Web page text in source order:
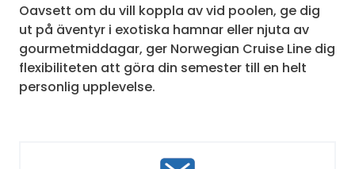
Oavsett om du vill koppla av vid poolen, ge dig
ut på äventyr i exotiska hamnar eller njuta av
gourmetmiddagar, ger Norwegian Cruise Line dig
flexibiliteten att göra din semester till en helt
personlig upplevelse.